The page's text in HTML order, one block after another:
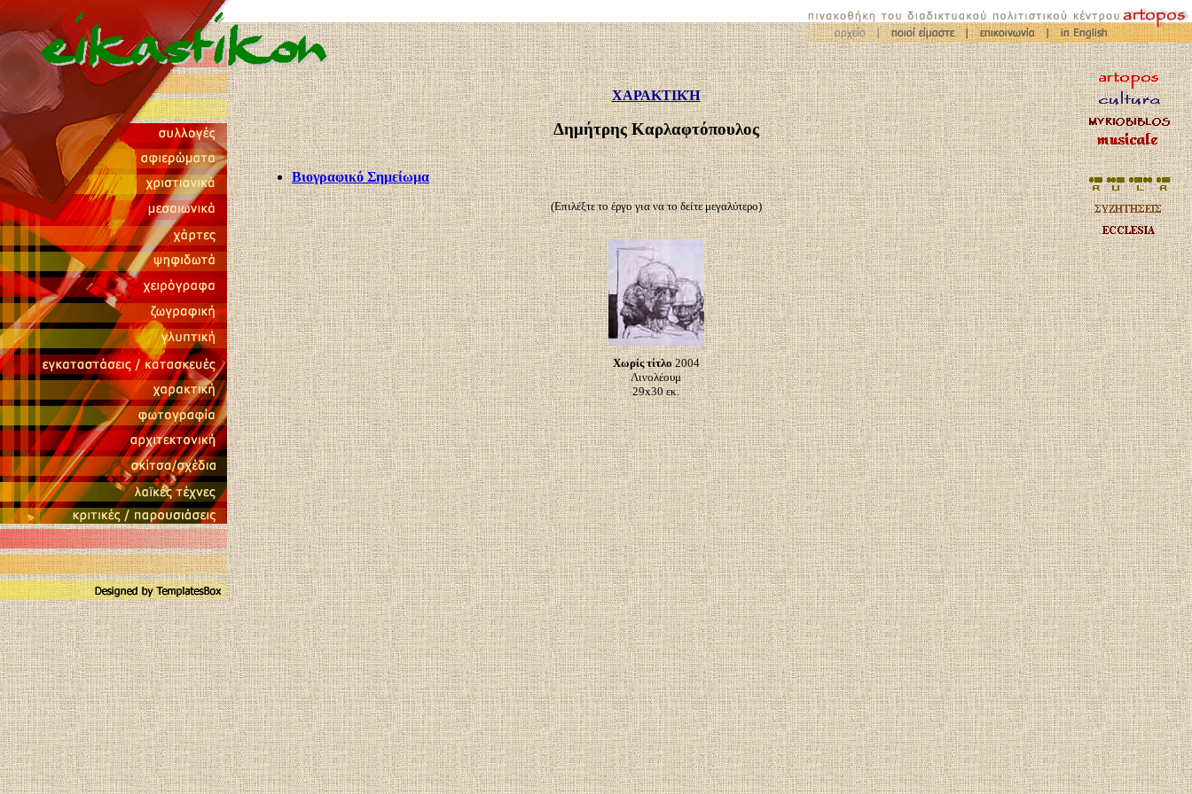
ΧΑΡΑΚΤΙΚΉ
Δημήτρης Καρλαφτόπουλος
Βιογραφικό Σημείωμα
(Επιλέξτε το έργο για να το δείτε μεγαλύτερο)
Χωρίς τίτλο2004
Λινολέουμ
29x30 εκ.